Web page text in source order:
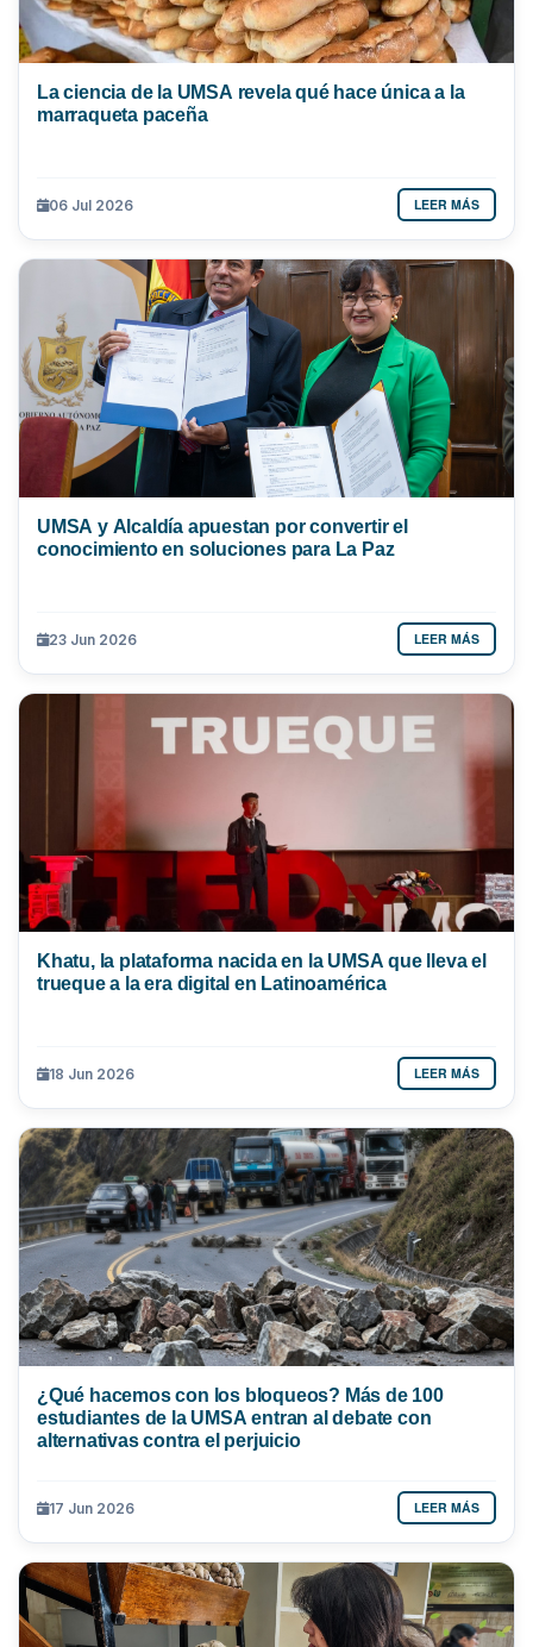
La ciencia de la UMSA revela qué hace única a la
marraqueta paceña
06 Jul 2026 LEER MÁS
UMSA y Alcaldía apuestan por convertir el
conocimiento en soluciones para La Paz
23 Jun 2026 LEER MÁS
Khatu, la plataforma nacida en la UMSA que lleva el
trueque a la era digital en Latinoamérica
18 Jun 2026 LEER MÁS
¿Qué hacemos con los bloqueos? Más de 100
estudiantes de la UMSA entran al debate con
alternativas contra el perjuicio
17 Jun 2026 LEER MÁS